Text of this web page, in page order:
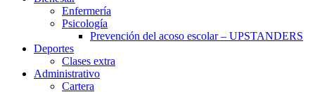
Enfermería
Psicología
Prevención del acoso escolar – UPSTANDERS
Deportes
Clases extra
Administrativo
Cartera